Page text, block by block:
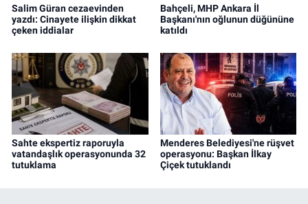
Salim Güran cezaevinden
yazdı: Cinayete ilişkin dikkat
çeken iddialar
Bahçeli, MHP Ankara İl
Başkanı'nın oğlunun düğününe
katıldı
Sahte ekspertiz raporuyla
vatandaşlık operasyonunda 32
tutuklama
Menderes Belediyesi'ne rüşvet
operasyonu: Başkan İlkay
Çiçek tutuklandı